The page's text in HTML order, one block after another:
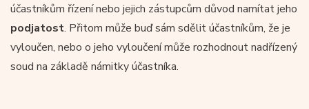
účastníkům řízení nebo jejich zástupcům důvod namítat jeho
podjatost. Přitom může buď sám sdělit účastníkům, že je
vyloučen, nebo o jeho vyloučení může rozhodnout nadřízený
soud na základě námitky účastníka.